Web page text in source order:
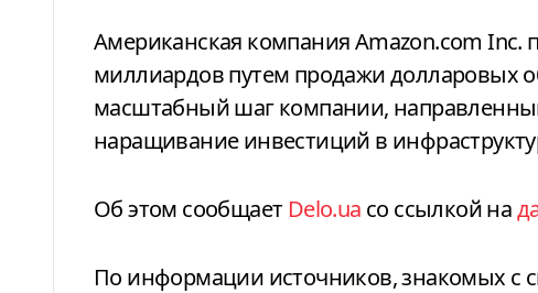
Американская компания Amazon.com Inc. планирует привлечь не менее $25
миллиардов путем продажи долларовых
масштабный шаг компании,
наращивание инвестиций в
Об этом сообщает Delo.ua со ссылкой на
По информации источников, знакомых с